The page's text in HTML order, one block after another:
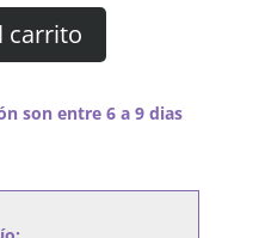
carrito
son entre 6 a 9 dias